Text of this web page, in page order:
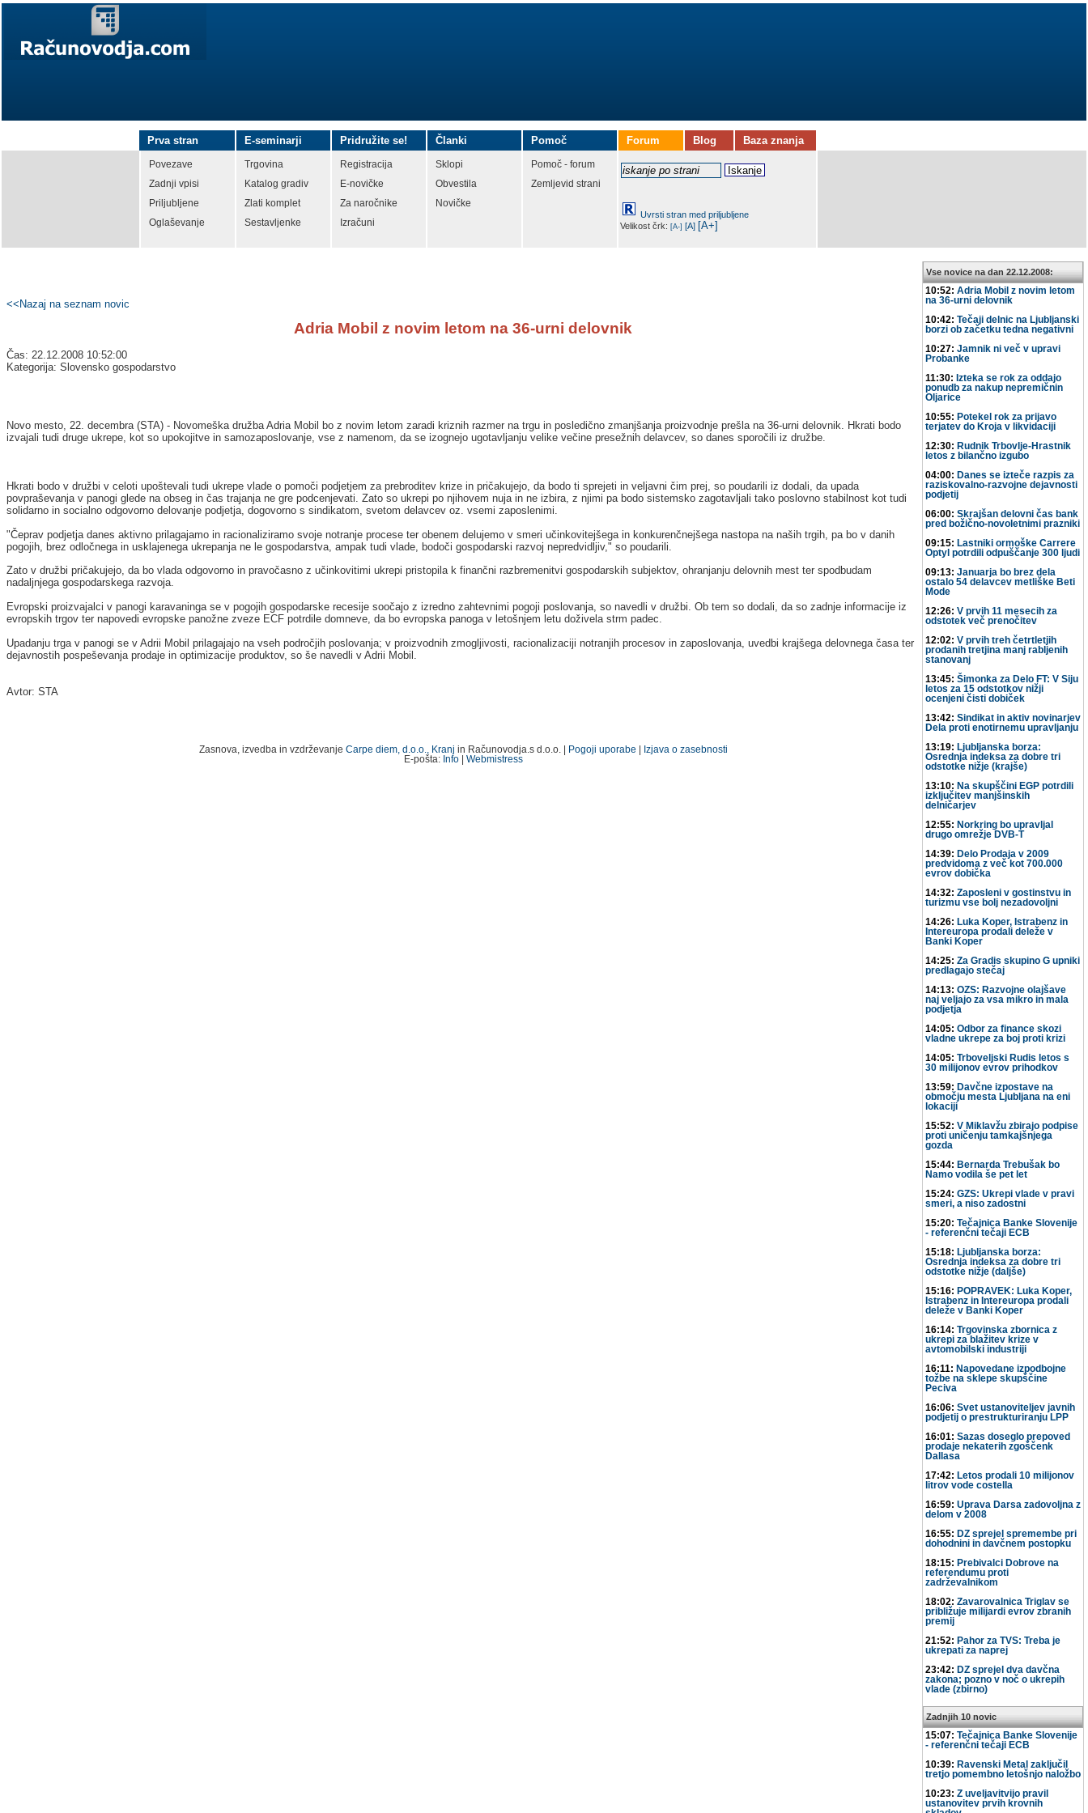
Prva stran
Povezave
Zadnji vpisi
Priljubljene
Oglaševanje
E-seminarji
Trgovina
Katalog gradiv
Zlati komplet
Sestavljenke
Pridružite se!
Registracija
E-novičke
Za naročnike
Izračuni
Članki
Sklopi
Obvestila
Novičke
Pomoč
Pomoč - forum
Zemljevid strani
Forum
Uvrsti stran med priljubljene
Velikost črk: [A-] [A] [A+]
Blog Baza znanja
<<Nazaj na seznam novic
Adria Mobil z novim letom na 36-urni delovnik
Čas: 22.12.2008 10:52:00
Kategorija: Slovensko gospodarstvo
Novo mesto, 22. decembra (STA) - Novomeška družba Adria Mobil bo z novim letom zaradi kriznih razmer na trgu in posledično zmanjšanja proizvodnje prešla na 36-urni delovnik. Hkrati bodo
izvajali tudi druge ukrepe, kot so upokojitve in samozaposlovanje, vse z namenom, da se izognejo ugotavljanju velike večine presežnih delavcev, so danes sporočili iz družbe.
Hkrati bodo v družbi v celoti upoštevali tudi ukrepe vlade o pomoči podjetjem za prebroditev krize in pričakujejo, da bodo ti sprejeti in veljavni čim prej, so poudarili iz dodali, da upada
povpraševanja v panogi glede na obseg in čas trajanja ne gre podcenjevati. Zato so ukrepi po njihovem nuja in ne izbira, z njimi pa bodo sistemsko zagotavljali tako poslovno stabilnost kot tudi
solidarno in socialno odgovorno delovanje podjetja, dogovorno s sindikatom, svetom delavcev oz. vsemi zaposlenimi.
"Čeprav podjetja danes aktivno prilagajamo in racionaliziramo svoje notranje procese ter obenem delujemo v smeri učinkovitejšega in konkurenčnejšega nastopa na naših trgih, pa bo v danih
pogojih, brez odločnega in usklajenega ukrepanja ne le gospodarstva, ampak tudi vlade, bodoči gospodarski razvoj nepredvidljiv," so poudarili.
Zato v družbi pričakujejo, da bo vlada odgovorno in pravočasno z učinkovitimi ukrepi pristopila k finančni razbremenitvi gospodarskih subjektov, ohranjanju delovnih mest ter spodbudam
nadaljnjega gospodarskega razvoja.
Evropski proizvajalci v panogi karavaninga se v pogojih gospodarske recesije soočajo z izredno zahtevnimi pogoji poslovanja, so navedli v družbi. Ob tem so dodali, da so zadnje informacije iz
evropskih trgov ter napovedi evropske panožne zveze ECF potrdile domneve, da bo evropska panoga v letošnjem letu doživela strm padec.
Upadanju trga v panogi se v Adrii Mobil prilagajajo na vseh področjih poslovanja; v proizvodnih zmogljivosti, racionalizaciji notranjih procesov in zaposlovanja, uvedbi krajšega delovnega časa ter
dejavnostih pospeševanja prodaje in optimizacije produktov, so še navedli v Adrii Mobil.
Avtor: STA
Zasnova, izvedba in vzdrževanje Carpe diem, d.o.o., Kranj in Računovodja.s d.o.o. | Pogoji uporabe
Izjava o zasebnosti
E-pošta: Info| Webmistress
Vse novice na dan 22.12.2008:
10:52: Adria Mobil z novim letom
na 36-urni delovnik
10:42: Tečaji delnic na Ljubljanski
borzi ob začetku tedna negativni
10:27: Jamnik ni več v upravi
Probanke
11:30: Izteka se rok za oddajo
ponudb za nakup nepremičnin
Oljarice
10:55: Potekel rok za prijavo
terjatev do Kroja v likvidaciji
12:30: Rudnik Trbovlje-Hrastnik
letos z bilančno izgubo
04:00: Danes se izteče razpis za
raziskovalno-razvojne dejavnosti
podjetij
06:00: Skrajšan delovni čas bank
pred božično-novoletnimi prazniki
09:15: Lastniki ormoške Carrere
Optyl potrdili odpuščanje 300 ljudi
09:13: Januarja bo brez dela
ostalo 54 delavcev metliške Beti
Mode
12:26: V prvih 11 mesecih za
odstotek več prenočitev
12:02: V prvih treh četrtletjih
prodanih tretjina manj rabljenih
stanovanj
13:45: Šimonka za Delo FT: V Siju
letos za 15 odstotkov nižji
ocenjeni čisti dobiček
13:42: Sindikat in aktiv novinarjev
Dela proti enotirnemu upravljanju
13:19: Ljubljanska borza:
Osrednja indeksa za dobre tri
odstotke nižje (krajše)
13:10: Na skupščini EGP potrdili
izključitev manjšinskih
delničarjev
12:55: Norkring bo upravljal
drugo omrežje DVB-T
14:39: Delo Prodaja v 2009
predvidoma z več kot 700.000
evrov dobička
14:32: Zaposleni v gostinstvu in
turizmu vse bolj nezadovoljni
14:26: Luka Koper, Istrabenz in
Intereuropa prodali deleže v
Banki Koper
14:25: Za Gradis skupino G upniki
predlagajo stečaj
14:13: OZS: Razvojne olajšave
naj veljajo za vsa mikro in mala
podjetja
14:05: Odbor za finance skozi
vladne ukrepe za boj proti krizi
14:05: Trboveljski Rudis letos s
30 milijonov evrov prihodkov
13:59: Davčne izpostave na
območju mesta Ljubljana na eni
lokaciji
15:52: V Miklavžu zbirajo podpise
proti uničenju tamkajšnjega
gozda
15:44: Bernarda Trebušak bo
Namo vodila še pet let
15:24: GZS: Ukrepi vlade v pravi
smeri, a niso zadostni
15:20: Tečajnica Banke Slovenije
- referenčni tečaji ECB
15:18: Ljubljanska borza:
Osrednja indeksa za dobre tri
odstotke nižje (daljše)
15:16: POPRAVEK: Luka Koper,
Istrabenz in Intereuropa prodali
deleže v Banki Koper
16:14: Trgovinska zbornica z
ukrepi za blažitev krize v
avtomobilski industriji
16:11: Napovedane izpodbojne
tožbe na sklepe skupščine
Peciva
16:06: Svet ustanoviteljev javnih
podjetij o prestrukturiranju LPP
16:01: Sazas doseglo prepoved
prodaje nekaterih zgoščenk
Dallasa
17:42: Letos prodali 10 milijonov
litrov vode costella
16:59: Uprava Darsa zadovoljna z
delom v 2008
16:55: DZ sprejel spremembe pri
dohodnini in davčnem postopku
18:15: Prebivalci Dobrove na
referendumu proti
zadrževalnikom
18:02: Zavarovalnica Triglav se
približuje milijardi evrov zbranih
premij
21:52: Pahor za TVS: Treba je
ukrepati za naprej
23:42: DZ sprejel dva davčna
zakona; pozno v noč o ukrepih
vlade (zbirno)
Zadnjih 10 novic
15:07: Tečajnica Banke Slovenije
- referenčni tečaji ECB
10:39: Ravenski Metal zaključil
tretjo pomembno letošnjo naložbo
10:23: Z uveljavitvijo pravil
ustanovitev prvih krovnih